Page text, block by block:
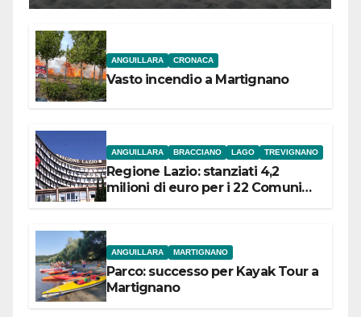
ANGUILLARA CRONACA
Vasto incendio a Martignano
ANGUILLARA BRACCIANO LAGO TREVIGNANO
Regione Lazio: stanziati 4,2
milioni di euro per i 22 Comuni
ANGUILLARA MARTIGNANO
Parco: successo per Kayak Tour a
Martignano